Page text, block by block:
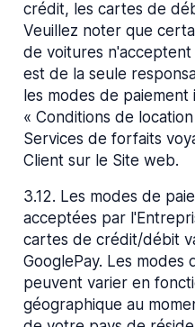
crédit, les cartes de
Veuillez noter que
de voitures n'acceptent
est de la seule
les modes de
« Conditions de
Services de forfaits
Client sur le Site web.
3.12. Les modes de
acceptées par
cartes de crédit/débit
GooglePay. Les modes
peuvent varier en
géographique au